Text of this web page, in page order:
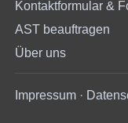
Kontaktformular &
AST beauftragen
Über uns
Impressum ·